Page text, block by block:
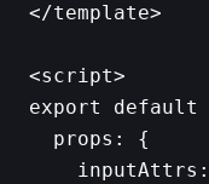
</template>
<script>
export default
  props: {